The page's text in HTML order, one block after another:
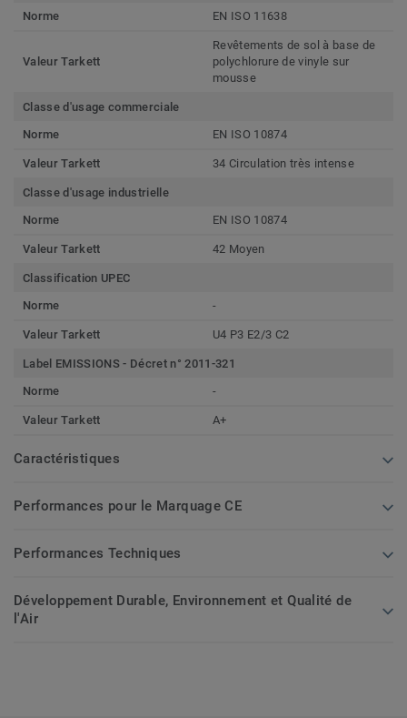
Norme
EN ISO 11638
Valeur Tarkett
Revêtements de sol à base de
polychlorure de vinyle sur
mousse
Classe d'usage commerciale
Norme
EN ISO 10874
Valeur Tarkett 34 Circulation très intense
Classe d'usage industrielle
Norme
EN ISO 10874
Valeur Tarkett 42 Moyen
Classification UPEC
Norme
-
Valeur Tarkett U4 P3 E2/3 C2
Label EMISSIONS - Décret n° 2011-321
Norme
-
Valeur Tarkett A+
Caractéristiques
Performances pour le Marquage CE
Performances Techniques
Développement Durable, Environnement et Qualité de
l'Air